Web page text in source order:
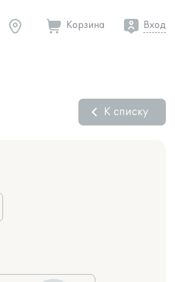
Корзина Вход
К списку